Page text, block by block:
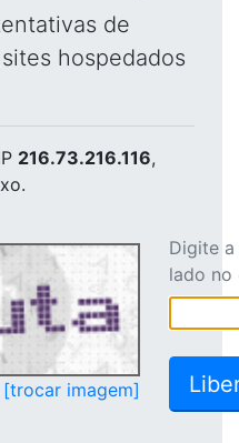
de
hospedados
216.73.216.116,
[trocar imagem]
Digite
lado no